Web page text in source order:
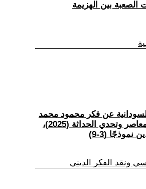
الصعبة بين الهزيمة
السودانية عن فكر محمود محمد
طه- كتاب: الإسلام المعاصر وتحدي الحداثة (2025)،
نموذجًا (3-9)
ونقد الفكر الديني